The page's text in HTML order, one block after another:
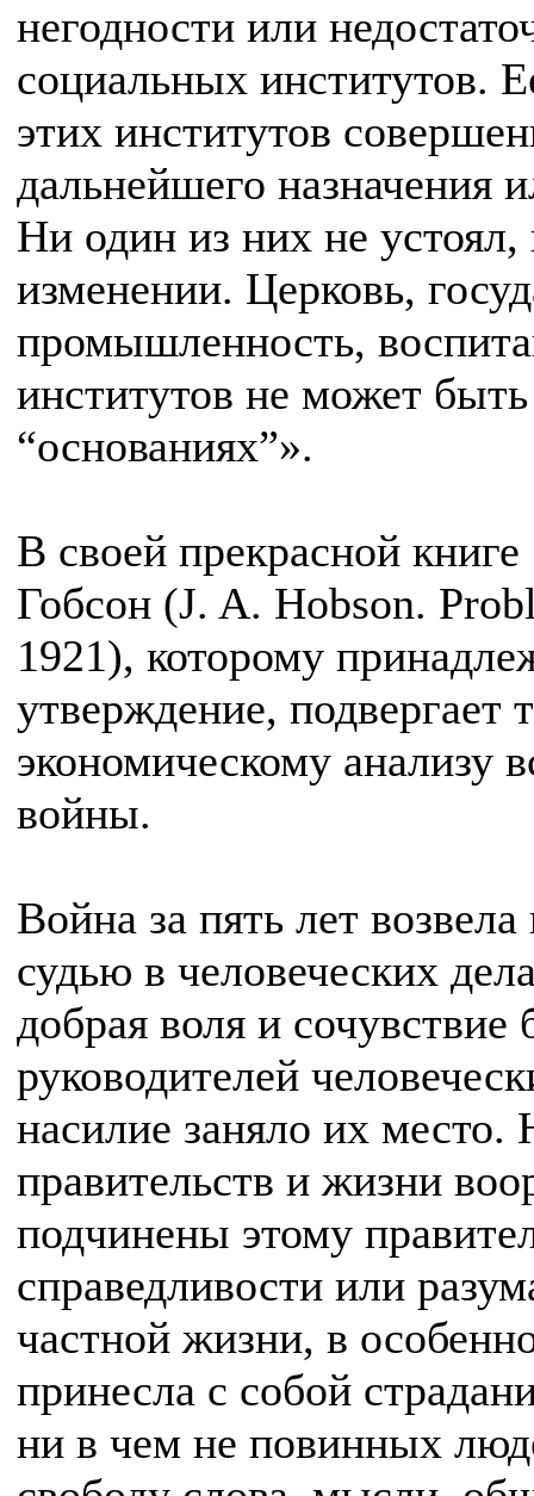
негодности или
социальных институтов.
этих институтов
дальнейшего назначения
Ни один из них не
изменении. Церковь,
промышленность,
институтов не может
“основаниях”».
В своей прекрасной
Гобсон (J. A. Hobson.
1921), которому
утверждение, подвергает
экономическому анализу
войны.
Война за пять лет
судью в человеческих
добрая воля и
руководителей
насилие заняло их место.
правительств и жизни
подчинены этому
справедливости или
частной жизни, в
принесла с собой
ни в чем не повинных